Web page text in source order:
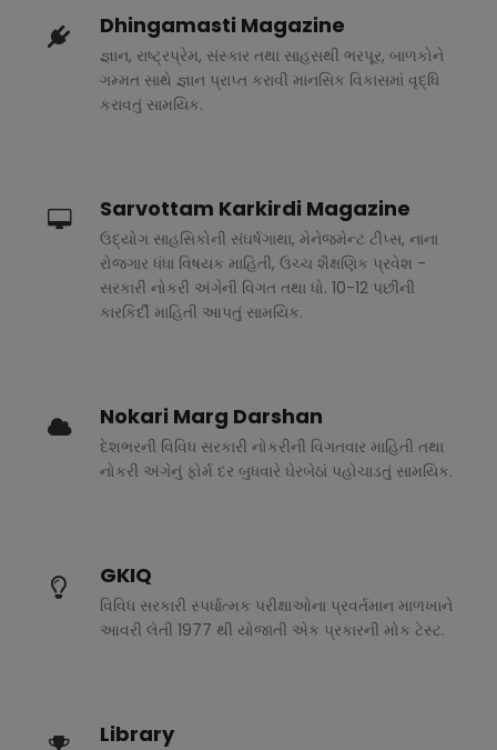
Dhingamasti Magazine
જ્ઞાન, રાષ્ટ્રપ્રેમ, સંસ્કાર તથા સાહસથી ભરપૂર, બાળકોને
ગમ્મત સાથે જ્ઞાન પ્રાપ્ત કરાવી માનસિક વિકાસમાં વૃદ્ધિ
કરાવતું સામયિક.
Sarvottam Karkirdi Magazine
ઉદ્યોગ સાહસિકોની સંઘર્ષગાથા, મેનેજમેન્ટ ટીપ્સ, નાના
રોજગાર ધંધા વિષયક માહિતી, ઉચ્ચ શૈક્ષણિક પ્રવેશ -
સરકારી નોકરી અંગેની વિગત તથા ધો. 10-12 પછીની
કારકિર્દી માહિતી આપતું સામયિક.
Nokari Marg Darshan
દેશભરની વિવિધ સરકારી નોકરીની વિગતવાર માહિતી તથા
નોકરી અંગેનું ફોર્મ દર બુધવારે ઘેરબેઠાં પહોચાડતું સામયિક.
GKIQ
વિવિધ સરકારી સ્પર્ધાત્મક પરીક્ષાઓના પ્રવર્તમાન માળખાને
આવરી લેતી 1977 થી યોજાતી એક પ્રકારની મોક ટેસ્ટ.
Library